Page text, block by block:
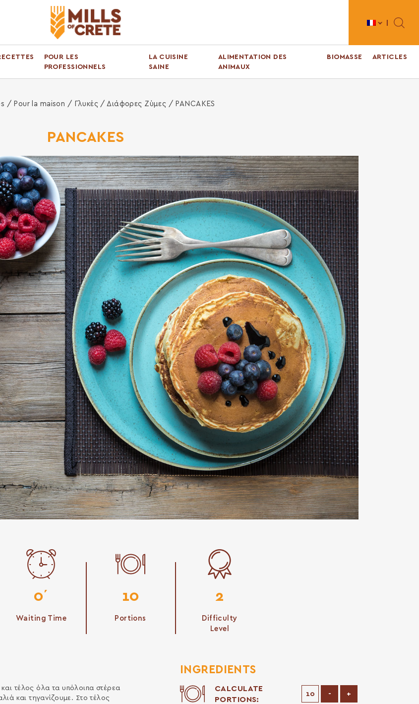
Toggle
POUR LES
PROFESSIONNELS
LA CUISINE
SAINE
ALIMENTATION DES
ANIMAUX
BIOMASSE ARTICLES
/ Pour la maison / Γλυκές /Διάφορες Ζύμες / PANCAKES
PANCAKES
0΄
Waiting Time
10
Portions
2
Difficulty
Level
τέλος όλα τα υπόλοιπα στέρεα
και τηγανίζουμε. Στο τέλος
INGREDIENTS
CALCULATE
PORTIONS:
-Decrease Portions
+